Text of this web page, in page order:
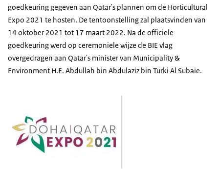
goedkeuring gegeven aan Qatar's plannen om de Horticultural
Expo 2021 te hosten. De tentoonstelling zal plaatsvinden van
14 oktober 2021 tot 17 maart 2022. Na de officiele
goedkeuring werd op ceremoniele wijze de BIE vlag
overgedragen aan Qatar's minister van Municipality &
Environment H.E. Abdullah bin Abdulaziz bin Turki Al Subaie.